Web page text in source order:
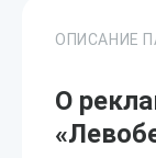
ОПИСАНИЕ
О